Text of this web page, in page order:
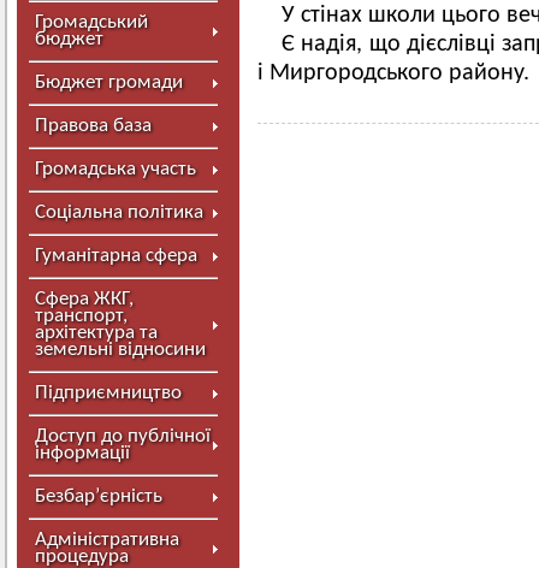
Громадський
бюджет
Бюджет громади
Правова база
Громадська участь
Соціальна політика
Гуманітарна сфера
Сфера ЖКГ,
транспорт,
архітектура та
земельні відносини
Підприємництво
Доступ до публічної
інформації
Безбар’єрність
Адміністративна
процедура
У стінах школи цього
Є надія, що дієслівці
і Миргородського району.